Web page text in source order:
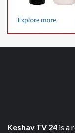
Keshav TV 24 is a